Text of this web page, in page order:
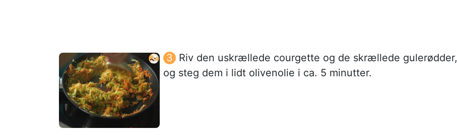
Riv den uskrællede courgette og de skrællede gulerødder,
og steg dem i lidt olivenolie i ca. 5 minutter.